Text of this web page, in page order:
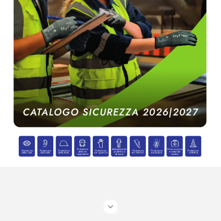
Protezione
dell’udito
Protezione
della vista
Protezione
arti superiori
Protezione
collettiva
Protezione
anticaduta
Protezione
della testa
Protezione
arti inferiori
Protezione
delle vie
respiratorie
Abbigliamento
protettivo e
da lavoro
Primo soccorso
e materiale
medico
CATALOGO SICUREZZA 2026|2027